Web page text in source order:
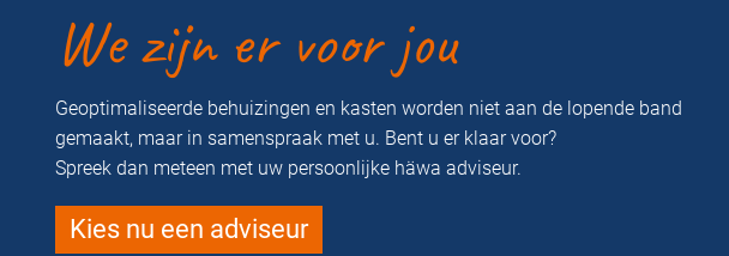
We zijn er voor jou
Geoptimaliseerde behuizingen en kasten worden niet aan de lopende band
gemaakt, maar in samenspraak met u. Bent u er klaar voor?
Spreek dan meteen met uw persoonlijke häwa adviseur.
Kies nu een adviseur